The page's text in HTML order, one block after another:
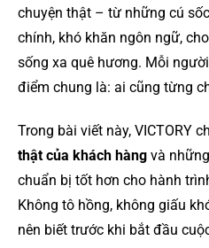
chuyện thật – từ những cú
chính, khó khăn ngôn ngữ,
sống xa quê hương. Mỗi
điểm chung là: ai cũng từng
Trong bài viết này, VICTORY
thật của khách hàng và
chuẩn bị tốt hơn cho hành
Không tô hồng, không giấu
nên biết trước khi bắt đầu